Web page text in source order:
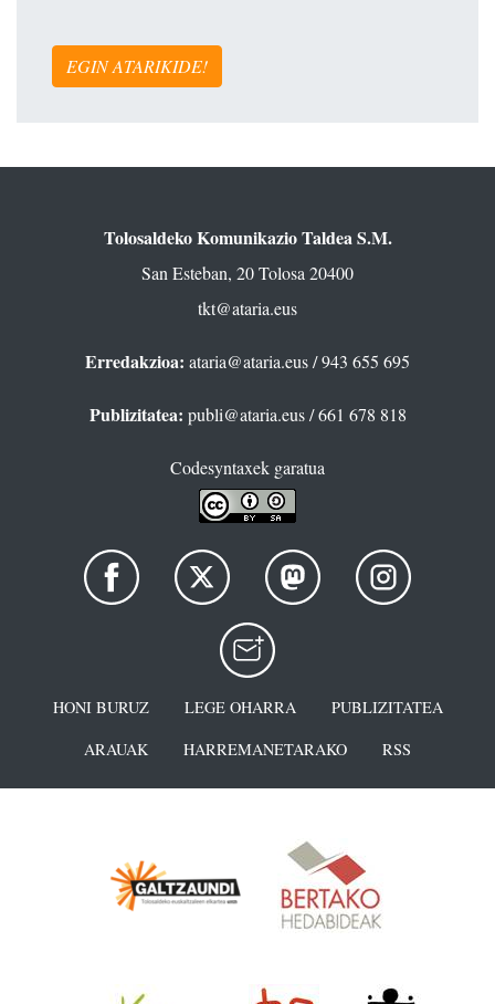
EGIN ATARIKIDE!
Tolosaldeko Komunikazio Taldea S.M.
San Esteban, 20 Tolosa 20400
tkt@ataria.eus
Erredakzioa: ataria@ataria.eus/ 943 655 695
Publizitatea: publi@ataria.eus/ 661 678 818
Codesyntaxek garatua
HONI BURUZ LEGE OHARRA
PUBLIZITATEA
ARAUAK
HARREMANETARAKO RSS